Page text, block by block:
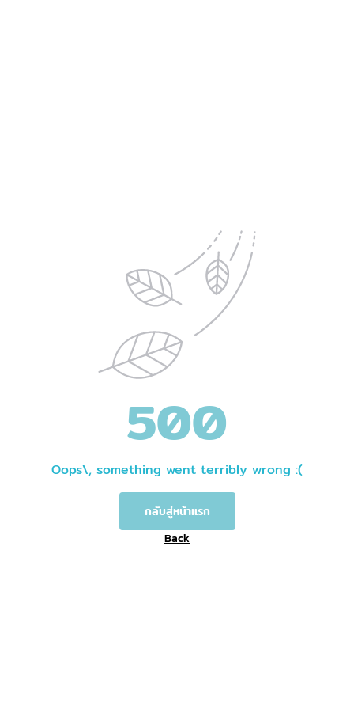
500
Oops\, something went terribly wrong :(
กลับสู่หน้าแรก
Back